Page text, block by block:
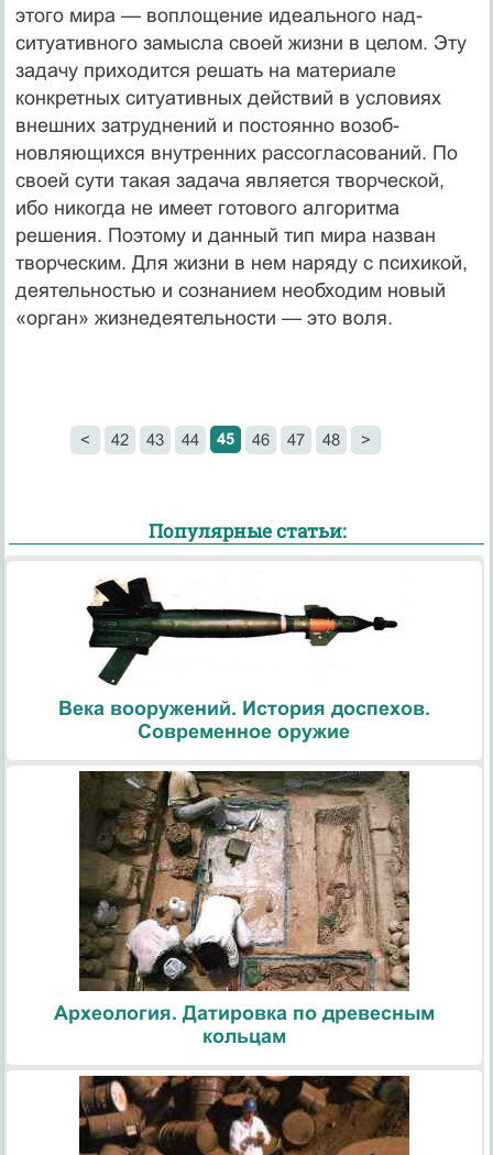
этого мира — воплощение идеального над-
ситуативного замысла своей жизни в целом. Эту
задачу при­ходится решать на материале
конкретных ситуативных действий в условиях
внешних затруднений и постоянно возоб­
новляющихся внутренних рассогласований. По
своей сути та­кая задача является творческой,
ибо никогда не имеет готово­го алгоритма
решения. Поэтому и данный тип мира назван
творческим. Для жизни в нем наряду с психикой,
деятельно­стью и сознанием необходим новый
«орган» жизнедеятельно­сти — это воля.
< 42 43 44 45 46 47 48 >
Популярные статьи:
Века вооружений. История доспехов.
Современное оружие
Археология. Датировка по древесным
кольцам